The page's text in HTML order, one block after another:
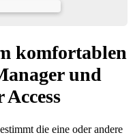
komfortablen
und
die eine oder andere